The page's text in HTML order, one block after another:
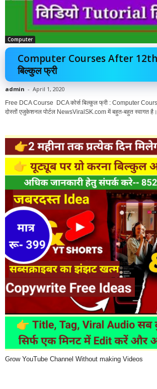
Computer
Computer Courses After 12th
बिल्कुल फ्री
admin - April 1, 2020
Free DCA Course DCA कोर्स बिल्कुल फ्री : Computer
दोस्तों एजुकेशनल पोर्टल NewsViralSK.com में बहुत-बहुत स्वागत
Grow YouTube Channel Without making Videos